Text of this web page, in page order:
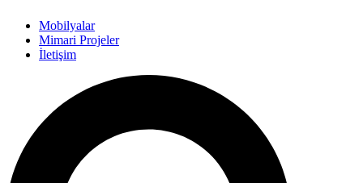
Mobilyalar
Mimari Projeler
İletişim